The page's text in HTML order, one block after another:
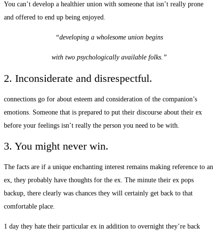
You can’t develop a healthier union with someone that isn’t really prone
and offered to end up being enjoyed.
“developing a wholesome union begins
with two psychologically available folks.”
2. Inconsiderate and disrespectful.
connections go for about esteem and consideration of the companion’s
emotions. Someone that is prepared to put their discourse about their ex
before your feelings isn’t really the person you need to be with.
3. You might never win.
The facts are if a unique enchanting interest remains making reference to an
ex, they probably have thoughts for the ex. The minute their ex pops
backup, there clearly was chances they will certainly get back to that
comfortable place.
1 day they hate their particular ex in addition to overnight they’re back